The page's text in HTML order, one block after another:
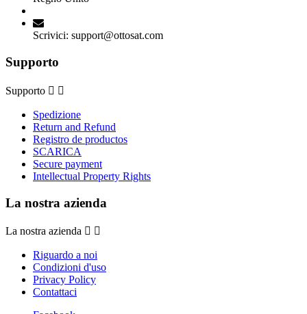
Scrivici: support@ottosat.com
Supporto
Supporto  
Spedizione
Return and Refund
Registro de productos
SCARICA
Secure payment
Intellectual Property Rights
La nostra azienda
La nostra azienda  
Riguardo a noi
Condizioni d'uso
Privacy Policy
Contattaci